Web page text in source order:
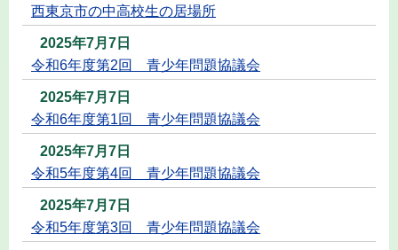
西東京市の中高校生の居場所
2025年7月7日
令和6年度第2回 青少年問題協議会
2025年7月7日
令和6年度第1回 青少年問題協議会
2025年7月7日
令和5年度第4回 青少年問題協議会
2025年7月7日
令和5年度第3回 青少年問題協議会